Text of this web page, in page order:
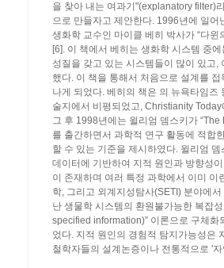
을 찾아 내는 여과기"(explanatory filter)
으로 만들자고 제안한다. 1996년에 일
생화학 교수인 마이클 베히 박사가 “다
[6]. 이 책에서 베히는 생화학 시스템 중
성질을 갖고 있는 시스템들이 많이 있고
했다. 이 책을 통해서 처음으로 설계를
나게 되었다. 베히의 책은 의 뉴욕타임
술지에서 비평되었고, Christianity
그 후 1998년에는 윌리엄 뎀스키가
를 출간하면서 과학적 연구 활동에 적합
할 수 있는 기준을 제시하였다. 윌리엄
데이터에 기반하여 지적 원인과 방향성
이 존재하며 여러 특정 과학에서 이미
학, 그리고 외계지성탐사(SETI) 분야에
난 생물학 시스템의 환원불가능한 복잡
specified information)” 이론으로 구체
었다. 지적 원인의 경험적 탐지가능성은
철학자들의 설계논증이나 전통적으로 '